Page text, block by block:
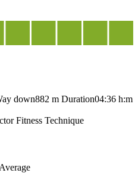
down882 m Duration04:36 h:m
Fitness Technique
Average